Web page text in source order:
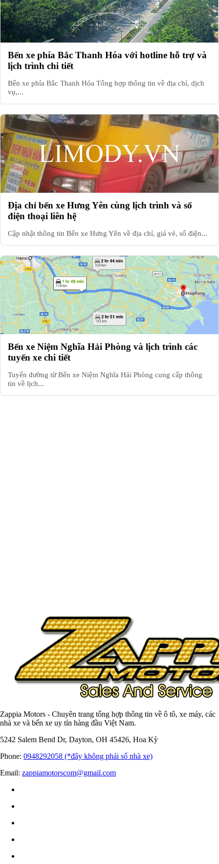
Bến xe phía Bắc Thanh Hóa với hotline hỗ trợ và
lịch trình chi tiết
Bến xe phía Bắc Thanh Hóa Tổng hợp thông tin về địa chỉ, dịch
vụ,...
Địa chỉ bến xe Hưng Yên cùng lịch trình và số
điện thoại liên hệ
Cập nhật thông tin Bến xe Hưng Yên về địa chỉ, giá vé, số điện...
Bến xe Niệm Nghĩa Hải Phòng và lịch trình các
tuyến xe chi tiết
Tuyến đường từ Bến xe Niệm Nghĩa Hải Phòng cung cấp thông
tin về lịch...
Zappia Motors - Chuyên trang tổng hợp thông tin về ô tô, xe máy, các
nhà xe và bến xe uy tín hàng đầu Việt Nam.
5242 Salem Bend Dr, Dayton, OH 45426, Hoa Kỳ
Phone: 0948292058 (*đây không phải số nhà xe)
Email: zappiamotorscom@gmail.com